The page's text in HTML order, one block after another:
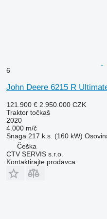
6
John Deere 6215 R
121.900 € 2.950.000 CZK
Traktor točkaš
2020
4.000 m/č
Snaga 217 k.s. (160 kW)
Češka
CTV SERVIS s.r.o.
Kontaktirajte prodavca